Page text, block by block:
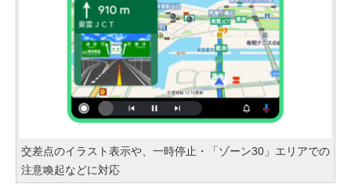
交差点のイラスト表示や、一時停止・「ゾーン30」エリアでの
注意喚起などに対応